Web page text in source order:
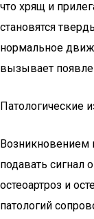
что хрящ и
становятся
нормальное
вызывает
Патологические
Возникновением
подавать сигнал
остеоартроз и
патологий